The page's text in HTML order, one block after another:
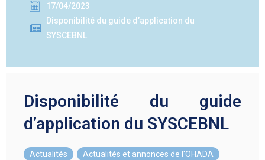
17/04/2023
Disponibilité du guide d’application du
SYSCEBNL
Disponibilité du guide
d’application du SYSCEBNL
Actualités Actualités et annonces de l'OHADA